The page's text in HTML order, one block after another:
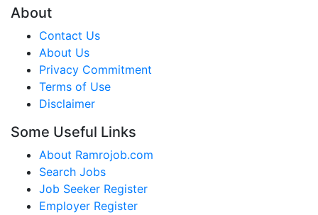
About
Contact Us
About Us
Privacy Commitment
Terms of Use
Disclaimer
Some Useful Links
About Ramrojob.com
Search Jobs
Job Seeker Register
Employer Register